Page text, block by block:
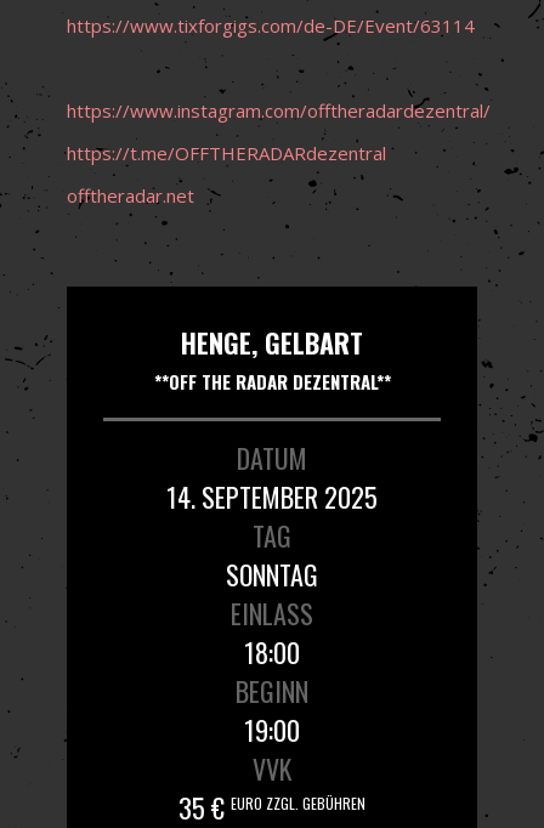
https://www.tixforgigs.com/de-DE/Event/63114
https://www.instagram.com/offtheradardezentral/
https://t.me/OFFTHERADARdezentral
offtheradar.net
HENGE, GELBART
**OFF THE RADAR DEZENTRAL**
DATUM
14. SEPTEMBER 2025
TAG
SONNTAG
EINLASS
18:00
BEGINN
19:00
VVK
35 € EURO ZZGL. GEBÜHREN